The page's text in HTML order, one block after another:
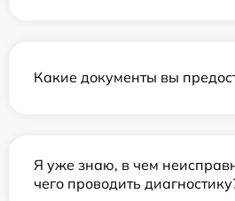
Какие документы вы
Я уже знаю, в чем
чего проводить